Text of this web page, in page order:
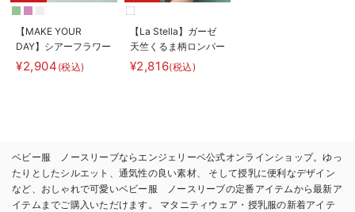
【MAKE YOUR
DAY】シアーフラワー
ロンパース
¥2,904 (税込)
【La Stella】ガーゼ
天竺くるま柄ロンパー
ス
¥2,816(税込)
ベビー服 ノースリーブならエンジェリーベ公式オンラインショップ。ゆっ
たりとしたシルエット、通気性の良い素材、 そして授乳に便利なデザイン
など、おしゃれで可愛いベビー服 ノースリーブの定番アイテムから最新ア
イテムまでご購入いただけます。 マタニティウェア・授乳服の新着アイテ